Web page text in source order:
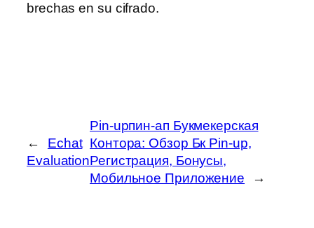
brechas en su cifrado.
←
Echat
Evaluation
Pin-upпин-ап Букмекерская
Контора: Обзор Бк Pin-up,
Регистрация, Бонусы,
Мобильное Приложение
→